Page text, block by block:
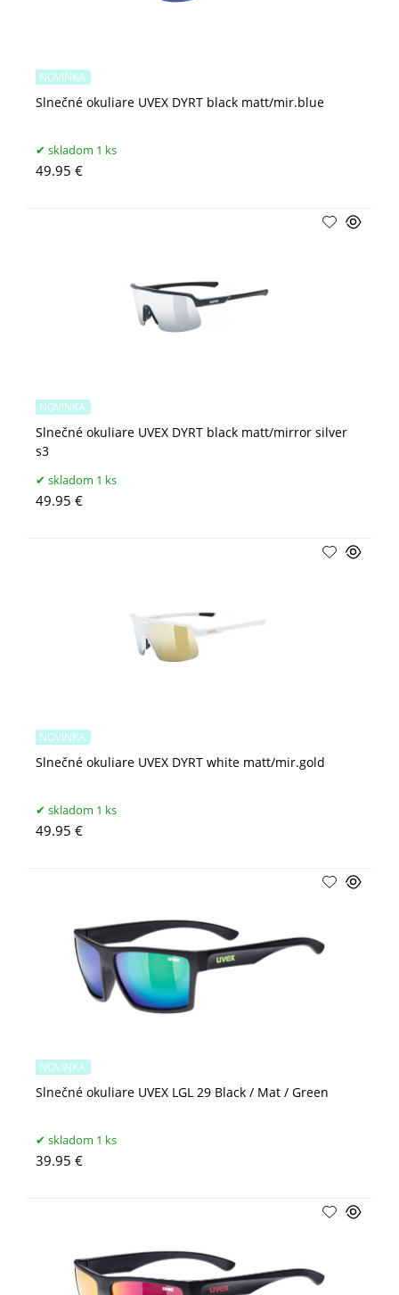
Slnečné okuliare UVEX DYRT black matt/mir.blue
NOVINKA
skladom 1 ks
49.95 €
Slnečné okuliare UVEX DYRT black matt/mirror silver
s3
NOVINKA
skladom 1 ks
49.95 €
Slnečné okuliare UVEX DYRT white matt/mir.gold
NOVINKA
skladom 1 ks
49.95 €
Slnečné okuliare UVEX LGL 29 Black / Mat / Green
NOVINKA
skladom 1 ks
39.95 €